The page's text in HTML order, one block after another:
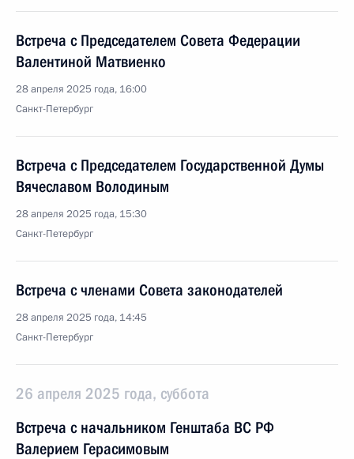
Встреча с Председателем Совета Федерации
Валентиной Матвиенко
28 апреля 2025 года, 16:00
Санкт-Петербург
Встреча с Председателем Государственной Думы
Вячеславом Володиным
28 апреля 2025 года, 15:30
Санкт-Петербург
Встреча с членами Совета законодателей
28 апреля 2025 года, 14:45
Санкт-Петербург
26 апреля 2025 года, суббота
Встреча с начальником Генштаба ВС РФ
Валерием Герасимовым